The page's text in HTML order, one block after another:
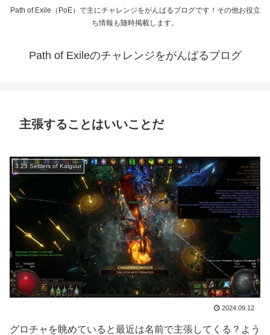
Path of Exile（PoE）で主にチャレンジをがんばるブログです！その他お役立
ち情報も随時掲載します。
Path of Exileのチャレンジをがんばるブログ
主張することはいいことだ
3.25 Settlers of Kalguur
2024.09.12
グロチャを眺めていると最近は名前で主張してくる？よう